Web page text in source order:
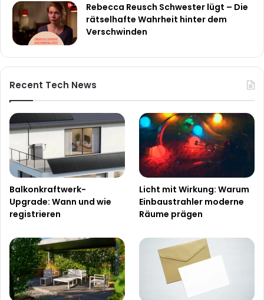
Rebecca Reusch Schwester lügt – Die
rätselhafte Wahrheit hinter dem
Verschwinden
Recent Tech News
Balkonkraftwerk-
Upgrade: Wann und wie
registrieren
Licht mit Wirkung: Warum
Einbaustrahler moderne
Räume prägen